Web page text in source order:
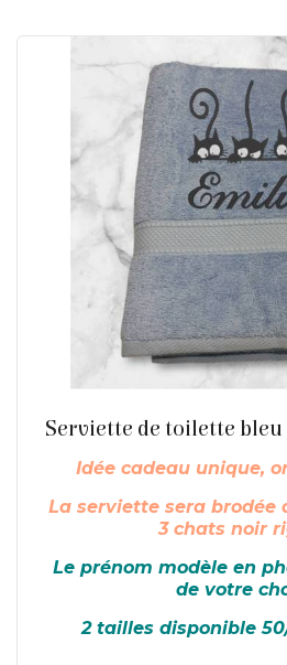
Serviette de toilette
Idée cadeau unique,
La serviette sera brodée
3 chats noir
Le prénom modèle en
de votre
2 tailles disponible
En savoir